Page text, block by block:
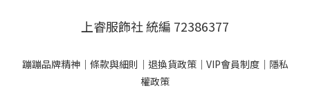
上睿服飾社 統編 72386377
蹦蹦品牌精神｜ 條款與細則 ｜ 退換貨政策｜ VIP會員制度｜ 隱私
權政策